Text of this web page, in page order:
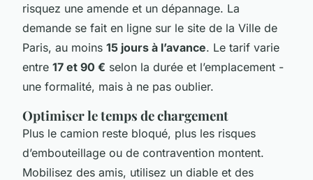
risquez une amende et un dépannage. La
demande se fait en ligne sur le site de la Ville de
Paris, au moins 15 jours à l’avance. Le tarif varie
entre 17 et 90 € selon la durée et l’emplacement -
une formalité, mais à ne pas oublier.
Optimiser le temps de chargement
Plus le camion reste bloqué, plus les risques
d’embouteillage ou de contravention montent.
Mobilisez des amis, utilisez un diable et des